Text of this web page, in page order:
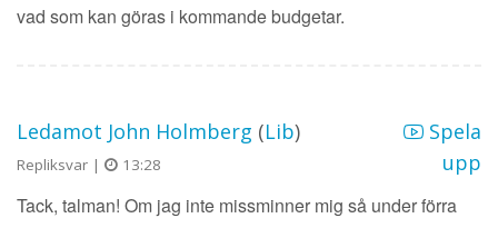
vad som kan göras i kommande budgetar.
Ledamot John Holmberg (Lib)
Repliksvar | 13:28
Spela
upp
Tack, talman! Om jag inte missminner mig så under förra